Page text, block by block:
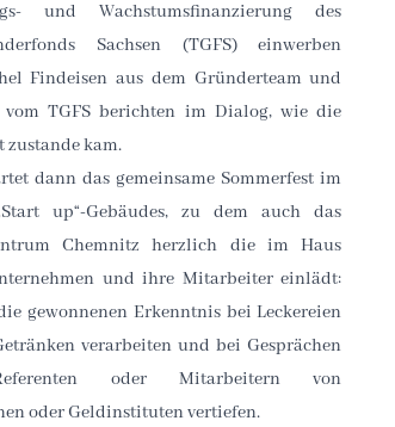
und Wachstumsfinanzierung des
Sachsen (TGFS) einwerben
Findeisen aus dem Gründerteam und
zustande kam.
dann das gemeinsame Sommerfest im
up“-Gebäudes, zu dem auch das
Chemnitz herzlich die im Haus
und ihre Mitarbeiter einlädt:
gewonnenen Erkenntnis bei Leckereien
verarbeiten und bei Gesprächen
oder Mitarbeitern von
oder Geldinstituten vertiefen.